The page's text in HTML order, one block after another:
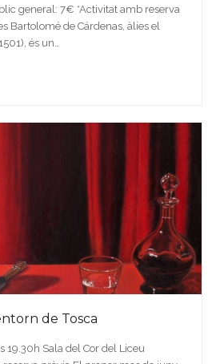
general: 7€ *Activitat amb reserva
Bartolomé de Cárdenas, àlies el
és un…
de Tosca
19.30h Sala del Cor del Liceu